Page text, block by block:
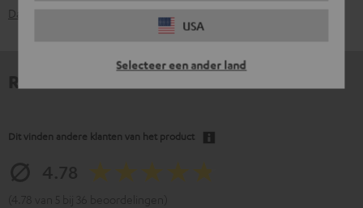
USA
Selecteer een ander land
Datasheet [PDF]
Dit vinden andere klanten van het product